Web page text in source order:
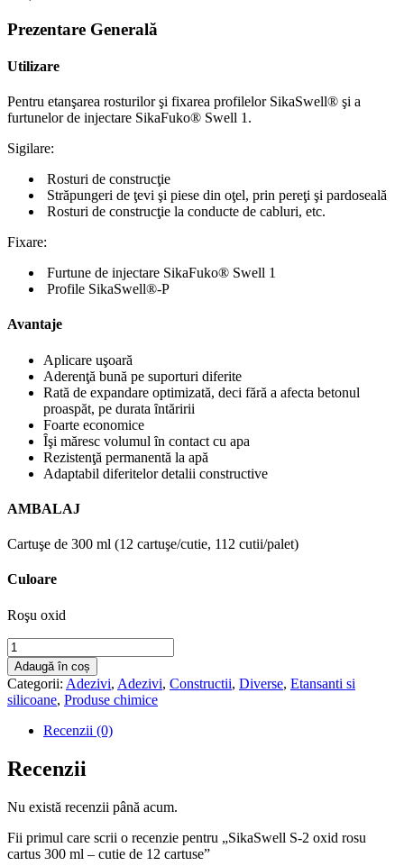
Prezentare Generală
Utilizare
Pentru etanşarea rosturilor şi fixarea profilelor SikaSwell® şi a
furtunelor de injectare SikaFuko® Swell 1.
Sigilare:
Rosturi de construcţie
Străpungeri de ţevi şi piese din oţel, prin pereţi şi pardoseală
Rosturi de construcţie la conducte de cabluri, etc.
Fixare:
Furtune de injectare SikaFuko® Swell 1
Profile SikaSwell®-P
Avantaje
Aplicare uşoară
Aderenţă bună pe suporturi diferite
Rată de expandare optimizată, deci fără a afecta betonul
proaspăt, pe durata ȋntăririi
Foarte economice
Ȋşi măresc volumul ȋn contact cu apa
Rezistenţă permanentă la apă
Adaptabil diferitelor detalii constructive
AMBALAJ
Cartuşe de 300 ml (12 cartuşe/cutie, 112 cutii/palet)
Culoare
Roşu oxid
Cantitate
SikaSwell
S-
2
oxid
rosu
300
ml
cutie
12
cartuse
Adaugă în coș
Categorii: Adezivi, Adezivi, Constructii, Diverse, Etansanti si
silicoane, Produse chimice
Recenzii (0)
Recenzii
Nu există recenzii până acum.
Fii primul care scrii o recenzie pentru „SikaSwell S-2 oxid rosu
cartus 300 ml – cutie de 12 cartuse”